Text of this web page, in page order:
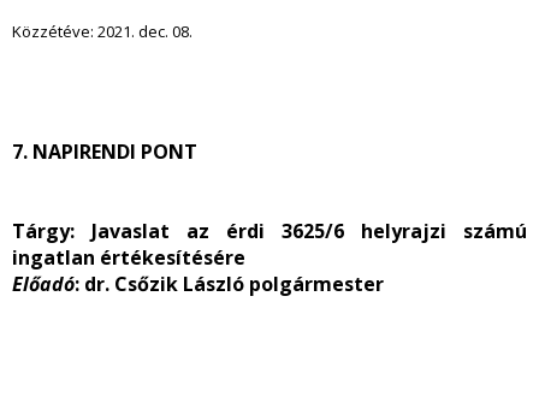
Közzétéve: 2021. dec. 08.
7. NAPIRENDI PONT
Tárgy: Javaslat az érdi 3625/6 helyrajzi számú
ingatlan értékesítésére
Előadó: dr. Csőzik László polgármester